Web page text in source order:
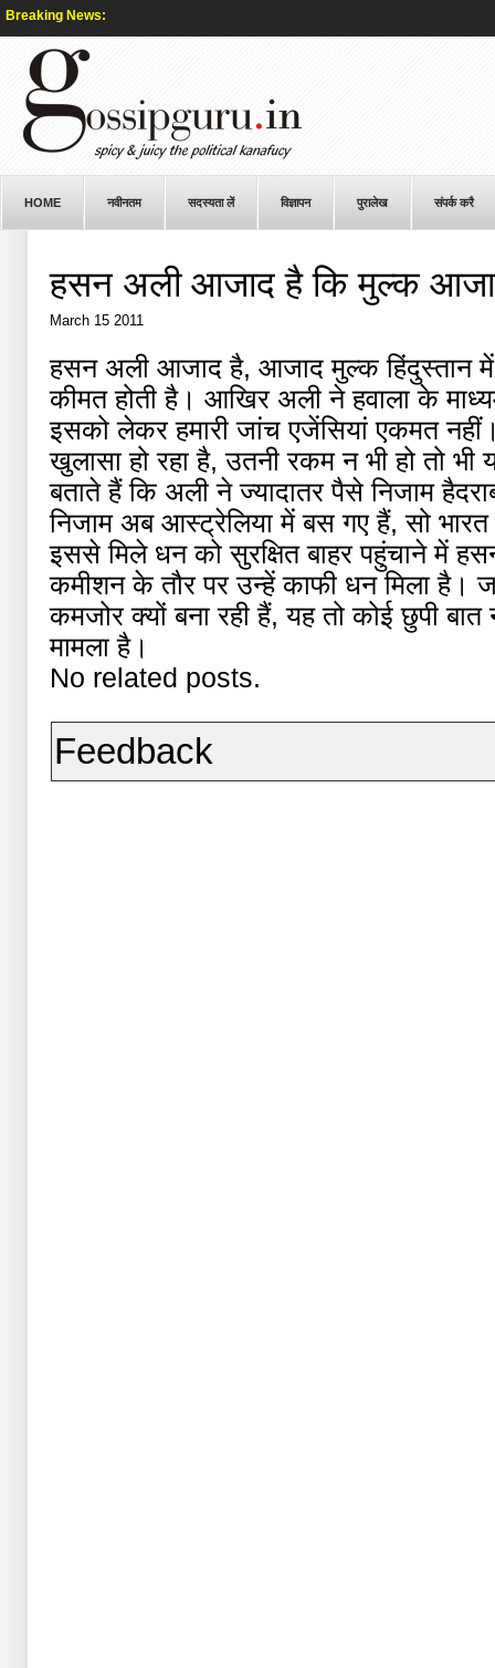
Breaking News:
HOME नवीनतम सदस्यता लें विज्ञापन पुरालेख संपर्क करै
हसन अली आजाद है कि मुल्क
March 15 2011
हसन अली आजाद है, आजाद मुल्क हिंदुस्तान
कीमत होती है। आखिर अली ने हवाला के
इसको लेकर हमारी जांच एजेंसियां एकमत
खुलासा हो रहा है, उतनी रकम न भी हो तो
बताते हैं कि अली ने ज्यादातर पैसे निजाम
निजाम अब आस्ट्रेलिया में बस गए हैं, सो
इससे मिले धन को सुरक्षित बाहर पहुंचाने में
कमीशन के तौर पर उन्हें काफी धन मिला है।
कमजोर क्यों बना रही हैं, यह तो कोई छुपी
मामला है।
No related posts.
Feedback